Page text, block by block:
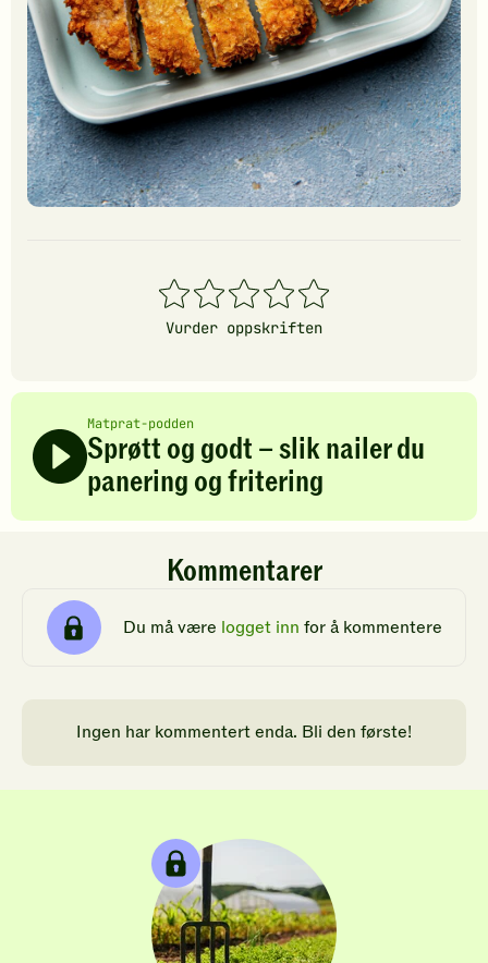
1
stjerner
2
stjerner
3
stjerner
4
stjerner
5
stjerner
Vurder oppskriften
Matprat-podden
Sprøtt og godt – slik nailer du
panering og fritering
Kommentarer
Du må være logget inn for å kommentere
Ingen har kommentert enda. Bli den første!